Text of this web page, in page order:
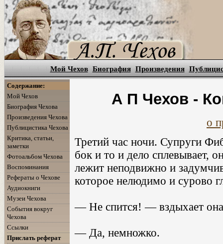
Мой Чехов Биография Произведения
Содержание:
Мой Чехов
Биография Чехова
Произведения Чехова
Публицистика Чехова
Критика, статьи,
заметки
Фотоальбом Чехова
Воспоминания
Рефераты о Чехове
Аудиокниги
Музеи Чехова
События вокруг
Чехова
Ссылки
Прислать реферат
А П Чехов -
о
Третий час ночи. Супруги
бок и то и дело сплевывает,
лежит неподвижно и
которое нелюдимо и сурово
— Не спится! — вздыхает
— Да, немножко.